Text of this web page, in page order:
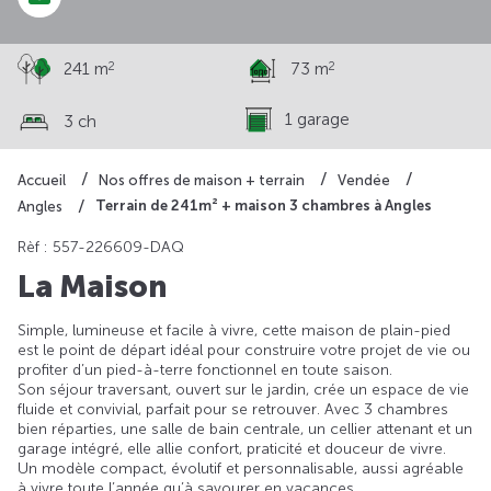
Accueil Nos offres de maison + terrain
Vendée
Angles
Terrain de 241m² + maison 3 chambres à Angles
241 m2 73 m2
3 ch 1 garage
Rèf : 557-226609-DAQ
La Maison
Simple, lumineuse et facile à vivre, cette maison de plain-pied
est le point de départ idéal pour construire votre projet de vie ou
profiter d’un pied-à-terre fonctionnel en toute saison.
Son séjour traversant, ouvert sur le jardin, crée un espace de vie
fluide et convivial, parfait pour se retrouver. Avec 3 chambres
bien réparties, une salle de bain centrale, un cellier attenant et un
garage intégré, elle allie confort, praticité et douceur de vivre.
Un modèle compact, évolutif et personnalisable, aussi agréable